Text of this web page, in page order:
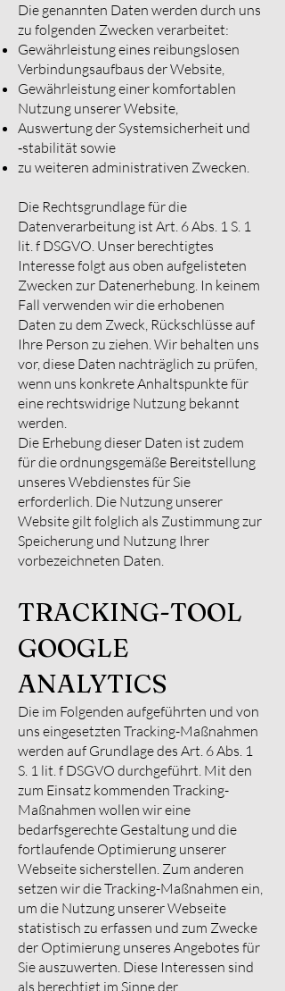
Die genannten Daten werden durch uns
zu folgenden Zwecken verarbeitet:
Gewährleistung eines reibungslosen
Verbindungsaufbaus der Website,
Gewährleistung einer komfortablen
Nutzung unserer Website,
Auswertung der Systemsicherheit und
‑stabilität sowie
zu weiteren administrativen Zwecken.
Die Rechtsgrundlage für die
Datenverarbeitung ist Art. 6 Abs. 1 S. 1
lit. f DSGVO. Unser berechtigtes
Interesse folgt aus oben aufgelisteten
Zwecken zur Datenerhebung. In keinem
Fall verwenden wir die erhobenen
Daten zu dem Zweck, Rückschlüsse auf
Ihre Person zu ziehen. Wir behalten uns
vor, diese Daten nachträglich zu prüfen,
wenn uns konkrete Anhaltspunkte für
eine rechtswidrige Nutzung bekannt
werden.
Die Erhebung dieser Daten ist zudem
für die ordnungsgemäße Bereitstellung
unseres Webdienstes für Sie
erforderlich. Die Nutzung unserer
Website gilt folglich als Zustimmung zur
Speicherung und Nutzung Ihrer
vorbezeichneten Daten.
TRACKING-TOOL
GOOGLE
ANALYTICS
Die im Folgenden aufgeführten und von
uns eingesetzten Tracking-Maßnahmen
werden auf Grundlage des Art. 6 Abs. 1
S. 1 lit. f DSGVO durchgeführt. Mit den
zum Einsatz kommenden Tracking-
Maßnahmen wollen wir eine
bedarfsgerechte Gestaltung und die
fortlaufende Optimierung unserer
Webseite sicherstellen. Zum anderen
setzen wir die Tracking-Maßnahmen ein,
um die Nutzung unserer Webseite
statistisch zu erfassen und zum Zwecke
der Optimierung unseres Angebotes für
Sie auszuwerten. Diese Interessen sind
als berechtigt im Sinne der